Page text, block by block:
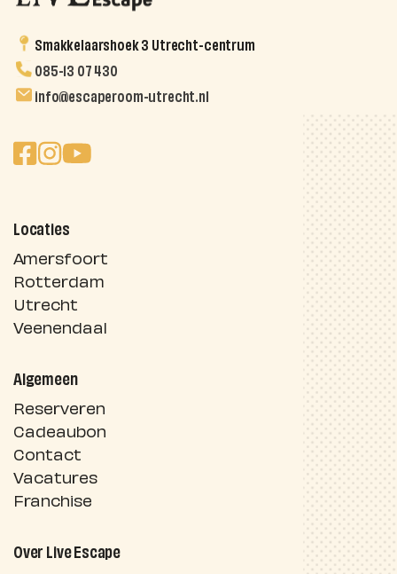
Smakkelaarshoek 3 Utrecht-centrum
085-13 07 430
info@escaperoom-utrecht.nl
Locaties
Amersfoort
Rotterdam
Utrecht
Veenendaal
Algemeen
Reserveren
Cadeaubon
Contact
Vacatures
Franchise
Over Live Escape